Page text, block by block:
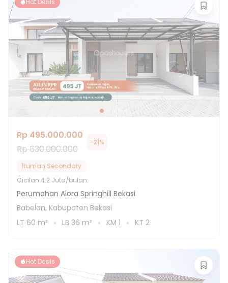
Hot Deals
Rp 495.000.000
Rp 630.000.000
-21%
Rumah Secondary
Cicilan 4.2 Juta/bulan
Perumahan Alora Springhill Bekasi
Babelan, Kabupaten Bekasi
LT 60 m² LB 36 m² KM 1 KT 2
Hot Deals